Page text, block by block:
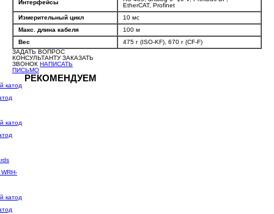
Интерфейсы
EtherCAT, Profinet
Измерительный цикл
10 мс
Макс. длина кабеля
100 м
Вес
475 г (ISO-KF), 670 г (CF-F)
ЗАДАТЬ ВОПРОС
КОНСУЛЬТАНТУ ЗАКАЗАТЬ
ЗВОНОК НАПИСАТЬ
ПИСЬМО
РЕКОМЕНДУЕМ